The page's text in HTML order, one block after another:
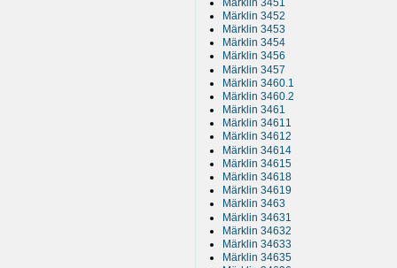
Märklin 3452
Märklin 3453
Märklin 3454
Märklin 3456
Märklin 3457
Märklin 3460.1
Märklin 3460.2
Märklin 3461
Märklin 34611
Märklin 34612
Märklin 34614
Märklin 34615
Märklin 34618
Märklin 34619
Märklin 3463
Märklin 34631
Märklin 34632
Märklin 34633
Märklin 34635